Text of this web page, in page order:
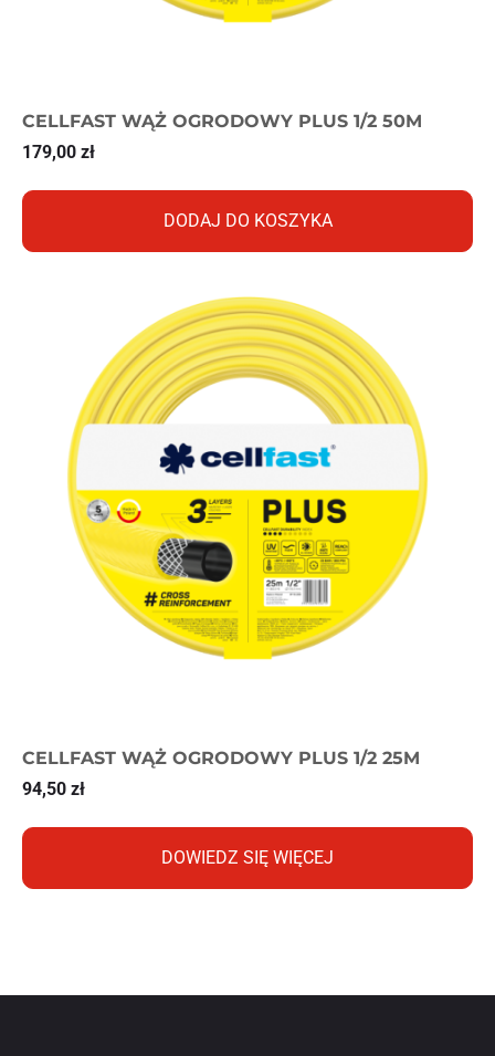
CELLFAST WĄŻ OGRODOWY PLUS 1/2 50M
179,00 zł
DODAJ DO KOSZYKA
CELLFAST WĄŻ OGRODOWY PLUS 1/2 25M
94,50 zł
DOWIEDZ SIĘ WIĘCEJ